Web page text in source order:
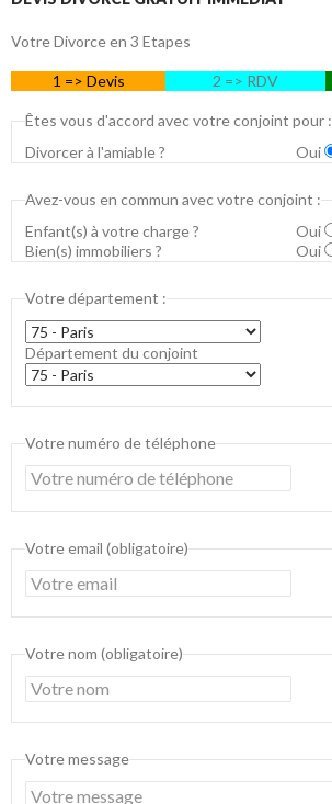
Votre Divorce en 3 Etapes
1 => Devis 2 => RDV
Êtes vous d'accord avec votre conjoint pour :
Divorcer à l'amiable ?
Oui
Avez-vous en commun avec votre conjoint :
Enfant(s) à votre charge ?
Oui
Bien(s) immobiliers ?
Oui
Votre département :
Département du conjoint
Votre numéro de téléphone
Votre email (obligatoire)
Votre nom (obligatoire)
Votre message